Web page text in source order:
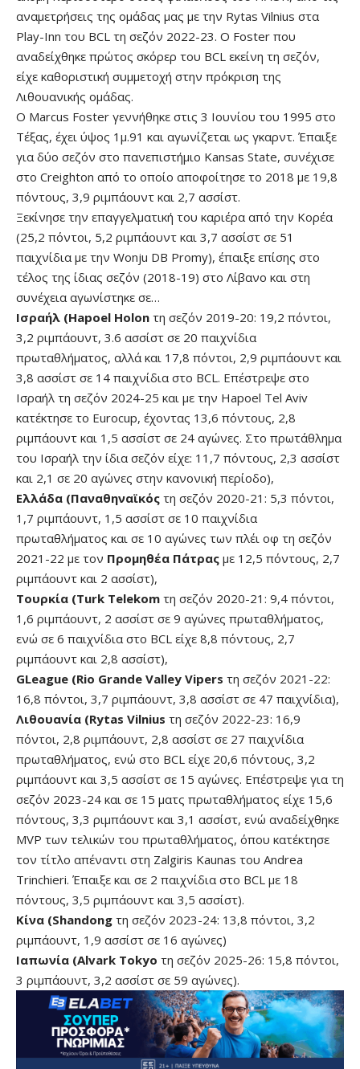
αναμετρήσεις της ομάδας μας με την Rytas Vilnius στα
Play-Inn του BCL τη σεζόν 2022-23. Ο Foster που
αναδείχθηκε πρώτος σκόρερ του BCL εκείνη τη σεζόν,
είχε καθοριστική συμμετοχή στην πρόκριση της
Λιθουανικής ομάδας.
Ο Marcus Foster γεννήθηκε στις 3 Ιουνίου του 1995 στο
Τέξας, έχει ύψος 1μ.91 και αγωνίζεται ως γκαρντ. Έπαιξε
για δύο σεζόν στο πανεπιστήμιο Kansas State, συνέχισε
στο Creighton από το οποίο αποφοίτησε το 2018 με 19,8
πόντους, 3,9 ριμπάουντ και 2,7 ασσίστ.
Ξεκίνησε την επαγγελματική του καριέρα από την Κορέα
(25,2 πόντοι, 5,2 ριμπάουντ και 3,7 ασσίστ σε 51
παιχνίδια με την Wonju DB Promy), έπαιξε επίσης στο
τέλος της ίδιας σεζόν (2018-19) στο Λίβανο και στη
συνέχεια αγωνίστηκε σε…
Ισραήλ (Hapoel Holon τη σεζόν 2019-20: 19,2 πόντοι,
3,2 ριμπάουντ, 3.6 ασσίστ σε 20 παιχνίδια
πρωταθλήματος, αλλά και 17,8 πόντοι, 2,9 ριμπάουντ και
3,8 ασσίστ σε 14 παιχνίδια στο BCL. Επέστρεψε στο
Ισραήλ τη σεζόν 2024-25 και με την Hapoel Tel Aviv
κατέκτησε το Εurocup, έχοντας 13,6 πόντους, 2,8
ριμπάουντ και 1,5 ασσίστ σε 24 αγώνες. Στο πρωτάθλημα
του Ισραήλ την ίδια σεζόν είχε: 11,7 πόντους, 2,3 ασσίστ
και 2,1 σε 20 αγώνες στην κανονική περίοδο),
Ελλάδα (Παναθηναϊκός τη σεζόν 2020-21: 5,3 πόντοι,
1,7 ριμπάουντ, 1,5 ασσίστ σε 10 παιχνίδια
πρωταθλήματος και σε 10 αγώνες των πλέι οφ τη σεζόν
2021-22 με τον Προμηθέα Πάτρας με 12,5 πόντους, 2,7
ριμπάουντ και 2 ασσίστ),
Τουρκία (Turk Telekom τη σεζόν 2020-21: 9,4 πόντοι,
1,6 ριμπάουντ, 2 ασσίστ σε 9 αγώνες πρωταθλήματος,
ενώ σε 6 παιχνίδια στο BCL είχε 8,8 πόντους, 2,7
ριμπάουντ και 2,8 ασσίστ),
GLeague (Rio Grande Valley Vipers τη σεζόν 2021-22:
16,8 πόντοι, 3,7 ριμπάουντ, 3,8 ασσίστ σε 47 παιχνίδια),
Λιθουανία (Rytas Vilnius τη σεζόν 2022-23: 16,9
πόντοι, 2,8 ριμπάουντ, 2,8 ασσίστ σε 27 παιχνίδια
πρωταθλήματος, ενώ στο BCL είχε 20,6 πόντους, 3,2
ριμπάουντ και 3,5 ασσίστ σε 15 αγώνες. Επέστρεψε για τη
σεζόν 2023-24 και σε 15 ματς πρωταθλήματος είχε 15,6
πόντους, 3,3 ριμπάουντ και 3,1 ασσίστ, ενώ αναδείχθηκε
ΜVP των τελικών του πρωταθλήματος, όπου κατέκτησε
τον τίτλο απέναντι στη Ζalgiris Kaunas του Andrea
Trinchieri. Έπαιξε και σε 2 παιχνίδια στο BCL με 18
πόντους, 3,5 ριμπάουντ και 3,5 ασσίστ).
Κίνα (Shandong τη σεζόν 2023-24: 13,8 πόντοι, 3,2
ριμπάουντ, 1,9 ασσίστ σε 16 αγώνες)
Ιαπωνία (Alvark Tokyo τη σεζόν 2025-26: 15,8 πόντοι,
3 ριμπάουντ, 3,2 ασσίστ σε 59 αγώνες).